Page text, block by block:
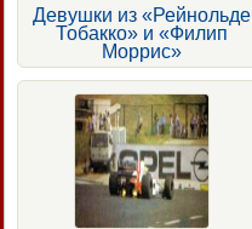
Девушки из «Рейнольде
Тобакко» и «Филип
Моррис»